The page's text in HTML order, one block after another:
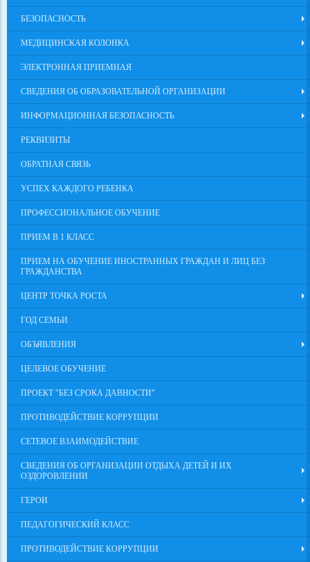
БЕЗОПАСНОСТЬ
МЕДИЦИНСКАЯ КОЛОНКА
ЭЛЕКТРОННАЯ ПРИЕМНАЯ
СВЕДЕНИЯ ОБ ОБРАЗОВАТЕЛЬНОЙ ОРГАНИЗАЦИИ
ИНФОРМАЦИОННАЯ БЕЗОПАСНОСТЬ
РЕКВИЗИТЫ
ОБРАТНАЯ СВЯЗЬ
УСПЕХ КАЖДОГО РЕБЕНКА
ПРОФЕССИОНАЛЬНОЕ ОБУЧЕНИЕ
ПРИЕМ В 1 КЛАСС
ПРИЕМ НА ОБУЧЕНИЕ ИНОСТРАННЫХ ГРАЖДАН И ЛИЦ БЕЗ
ГРАЖДАНСТВА
ЦЕНТР ТОЧКА РОСТА
ГОД СЕМЬИ
ОБЪЯВЛЕНИЯ
ЦЕЛЕВОЕ ОБУЧЕНИЕ
ПРОЕКТ "БЕЗ СРОКА ДАВНОСТИ"
ПРОТИВОДЕЙСТВИЕ КОРРУПЦИИ
СЕТЕВОЕ ВЗАИМОДЕЙСТВИЕ
СВЕДЕНИЯ ОБ ОРГАНИЗАЦИИ ОТДЫХА ДЕТЕЙ И ИХ
ОЗДОРОВЛЕНИИ
ГЕРОИ
ПЕДАГОГИЧЕСКИЙ КЛАСС
ПРОТИВОДЕЙСТВИЕ КОРРУПЦИИ